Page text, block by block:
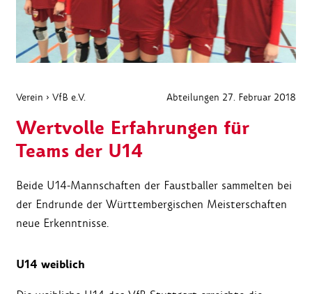
Verein › VfB e.V. Abteilungen 27. Februar 2018
Wertvolle Erfahrungen für
Teams der U14
Beide U14-Mannschaften der Faustballer sammelten bei
der Endrunde der Württembergischen Meisterschaften
neue Erkenntnisse.
U14 weiblich